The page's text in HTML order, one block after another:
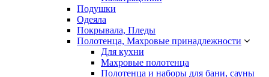
Подушки
Одеяла
Покрывала, Пледы
Полотенца, Махровые принадлежности
Для кухни
Махровые полотенца
Полотенца и наборы для бани, сауны